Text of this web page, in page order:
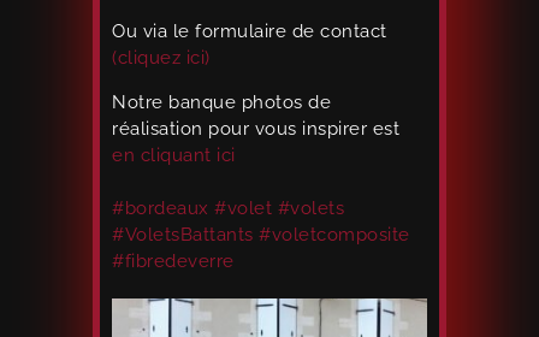
Ou via le formulaire de contact
(cliquez ici)
Notre banque photos de
réalisation pour vous inspirer est
en cliquant ici
#bordeaux #volet #volets
#VoletsBattants #voletcomposite
#fibredeverre